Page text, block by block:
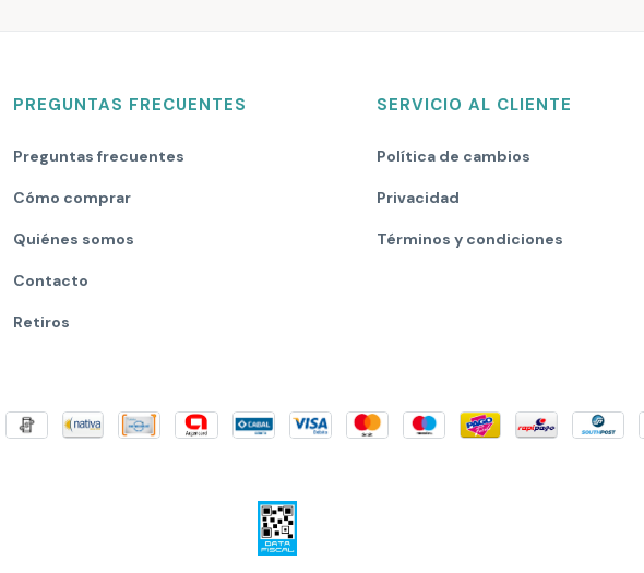
PREGUNTAS FRECUENTES
Preguntas frecuentes
Cómo comprar
Quiénes somos
Contacto
Retiros
SERVICIO AL CLIENTE
Política de cambios
Privacidad
Términos y condiciones